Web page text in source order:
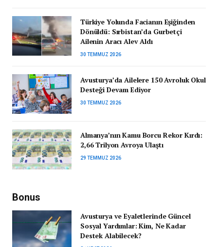
Türkiye Yolunda Facianın Eşiğinden
Dönüldü: Sırbistan’da Gurbetçi
Ailenin Aracı Alev Aldı
30 TEMMUZ 2026
Avusturya’da Ailelere 150 Avroluk Okul
Desteği Devam Ediyor
30 TEMMUZ 2026
Almanya’nın Kamu Borcu Rekor Kırdı:
2,66 Trilyon Avroya Ulaştı
29 TEMMUZ 2026
Bonus
Avusturya ve Eyaletlerinde Güncel
Sosyal Yardımlar: Kim, Ne Kadar
Destek Alabilecek?